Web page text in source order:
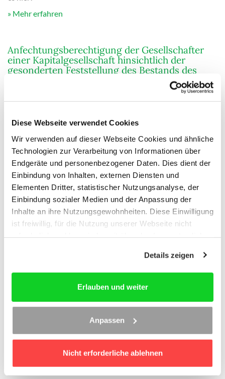
Diese Webseite verwendet Cookies
Wir verwenden auf dieser Webseite Cookies und ähnliche
Technologien zur Verarbeitung von Informationen über
Endgeräte und personenbezogener Daten. Dies dient der
Einbindung von Inhalten, externen Diensten und
Elementen Dritter, statistischer Nutzungsanalyse, der
Einbindung sozialer Medien und der Anpassung der
Inhalte an ihre Nutzungsgewohnheiten. Diese Einwilligung
ist freiwillig, für die Nutzung unserer Webseite nicht
und imImpressum
Details zeigen
Erlauben und weiter
Anpassen
Nicht erforderliche ablehnen
Mehr erfahren
Anfechtungsberechtigung der Gesellschafter
einer Kapitalgesellschaft hinsichtlich der
gesonderten Feststellung des Bestands des
Die Beschwerde der Antragsteller gegen den Beschluss des
Beschwerdeverfahrens haben die Antragsteller zu tragen. I.
[...]
Mehr erfahren
Voraussetzungen einer
BetriebsaufspaltungZurechnung der Stimmen
eines minderjährigen an der
Betriebskapitalgesellschaft beteiligten Kindes
Die Revision des Beklagten gegen das Urteil des
vom 29.01.2019 – 11 K 1398/16 wird als unbegründet
[...]
Ertragsteuerliche Behandlung des Verzichts
eines Gesellschafters einer Kapitalgesellschaft
auf einen Teil einer ihm gegen diese
zustehenden Darlehensforderung nach
Einführung der Abgeltungssteuer